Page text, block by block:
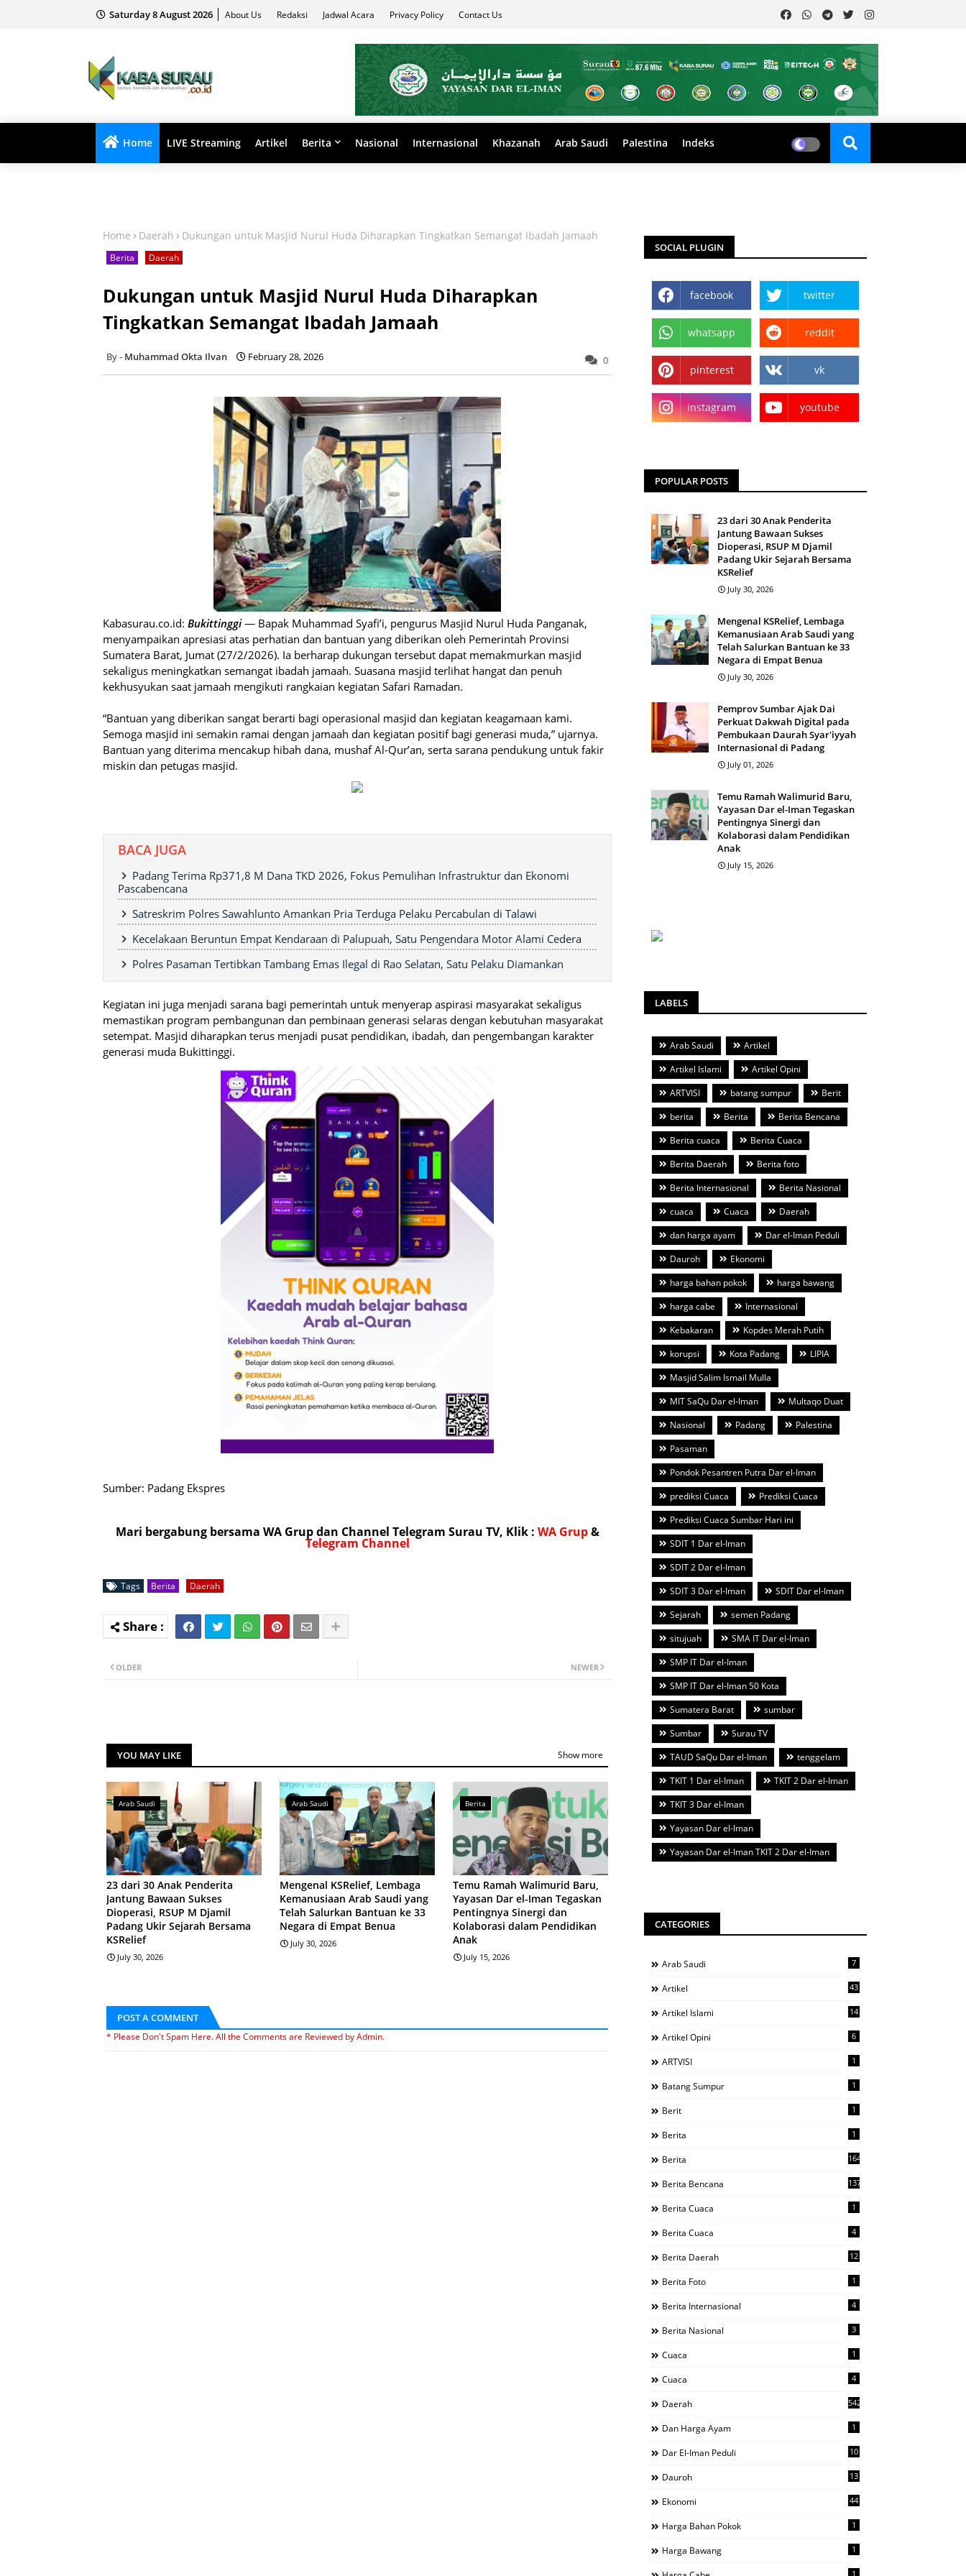
Saturday 8 August 2026 About Us Redaksi Jadwal Acara Privacy Policy Contact Us
Home LIVE Streaming Artikel Berita Nasional Internasional Khazanah Arab Saudi Palestina Indeks
Home Daerah Dukungan untuk Masjid Nurul Huda Diharapkan Tingkatkan Semangat Ibadah Jamaah
Berita Daerah
Dukungan untuk Masjid Nurul Huda Diharapkan
Tingkatkan Semangat Ibadah Jamaah
Muhammad Okta Ilvan February 28, 2026 0
Kabasurau.co.id: Bukittinggi— Bapak Muhammad Syafi’i, pengurus Masjid Nurul Huda Panganak,
menyampaikan apresiasi atas perhatian dan bantuan yang diberikan oleh Pemerintah Provinsi
Sumatera Barat, Jumat (27/2/2026). Ia berharap dukungan tersebut dapat memakmurkan masjid
sekaligus meningkatkan semangat ibadah jamaah. Suasana masjid terlihat hangat dan penuh
kekhusyukan saat jamaah mengikuti rangkaian kegiatan Safari Ramadan.
“Bantuan yang diberikan sangat berarti bagi operasional masjid dan kegiatan keagamaan kami.
Semoga masjid ini semakin ramai dengan jamaah dan kegiatan positif bagi generasi muda,” ujarnya.
Bantuan yang diterima mencakup hibah dana, mushaf Al-Qur’an, serta sarana pendukung untuk fakir
miskin dan petugas masjid.
BACA JUGA
Padang Terima Rp371,8 M Dana TKD 2026, Fokus Pemulihan Infrastruktur dan Ekonomi
Pascabencana
Satreskrim Polres Sawahlunto Amankan Pria Terduga Pelaku Percabulan di Talawi
Kecelakaan Beruntun Empat Kendaraan di Palupuah, Satu Pengendara Motor Alami Cedera
Polres Pasaman Tertibkan Tambang Emas Ilegal di Rao Selatan, Satu Pelaku Diamankan
Kegiatan ini juga menjadi sarana bagi pemerintah untuk menyerap aspirasi masyarakat sekaligus
memastikan program pembangunan dan pembinaan generasi selaras dengan kebutuhan masyarakat
setempat. Masjid diharapkan terus menjadi pusat pendidikan, ibadah, dan pengembangan karakter
generasi muda Bukittinggi.
Sumber: Padang Ekspres
Mari bergabung bersama WA Grup dan Channel Telegram Surau TV, Klik : WA Grup&
Telegram Channel
Tags Berita Daerah
NEWER
OLDER
YOU MAY LIKE Show more
Arab Saudi
23 dari 30 Anak Penderita
Jantung Bawaan Sukses
Dioperasi, RSUP M Djamil
Padang Ukir Sejarah Bersama
KSRelief
July 30, 2026
Arab Saudi
Mengenal KSRelief, Lembaga
Kemanusiaan Arab Saudi yang
Telah Salurkan Bantuan ke 33
Negara di Empat Benua
July 30, 2026
Berita
Temu Ramah Walimurid Baru,
Yayasan Dar el-Iman Tegaskan
Pentingnya Sinergi dan
Kolaborasi dalam Pendidikan
Anak
July 15, 2026
POST A COMMENT
* Please Don't Spam Here. All the Comments are Reviewed by Admin.
SOCIAL PLUGIN
facebook twitter
whatsapp reddit
pinterest vk
instagram youtube
POPULAR POSTS
23 dari 30 Anak Penderita
Jantung Bawaan Sukses
Dioperasi, RSUP M Djamil
Padang Ukir Sejarah Bersama
KSRelief
July 30, 2026
Mengenal KSRelief, Lembaga
Kemanusiaan Arab Saudi yang
Telah Salurkan Bantuan ke 33
Negara di Empat Benua
July 30, 2026
Pemprov Sumbar Ajak Dai
Perkuat Dakwah Digital pada
Pembukaan Daurah Syar'iyyah
Internasional di Padang
July 01, 2026
Temu Ramah Walimurid Baru,
Yayasan Dar el-Iman Tegaskan
Pentingnya Sinergi dan
Kolaborasi dalam Pendidikan
Anak
July 15, 2026
LABELS
Arab Saudi
Artikel
Artikel Islami
Artikel Opini
ARTVISI
batang sumpur
Berit
berita
Berita
Berita Bencana
Berita cuaca
Berita Cuaca
Berita Daerah
Berita foto
Berita Internasional
Berita Nasional
cuaca
Cuaca
Daerah
dan harga ayam
Dar el-Iman Peduli
Dauroh
Ekonomi
harga bahan pokok
harga bawang
harga cabe
Internasional
Kebakaran
Kopdes Merah Putih
korupsi
Kota Padang
LIPIA
Masjid Salim Ismail Mulla
MIT SaQu Dar el-Iman
Multaqo Duat
Nasional
Padang
Palestina
Pasaman
Pondok Pesantren Putra Dar el-Iman
prediksi Cuaca
Prediksi Cuaca
Prediksi Cuaca Sumbar Hari ini
SDIT 1 Dar el-Iman
SDIT 2 Dar el-Iman
SDIT 3 Dar el-Iman
SDIT Dar el-Iman
Sejarah
semen Padang
situjuah
SMA IT Dar el-Iman
SMP IT Dar el-Iman
SMP IT Dar el-Iman 50 Kota
Sumatera Barat
sumbar
Sumbar
Surau TV
TAUD SaQu Dar el-Iman
tenggelam
TKIT 1 Dar el-Iman
TKIT 2 Dar el-Iman
TKIT 3 Dar el-Iman
Yayasan Dar el-Iman
Yayasan Dar el-Iman TKIT 2 Dar el-Iman
CATEGORIES
Arab Saudi 7
Artikel 43
Artikel Islami 14
Artikel Opini 6
ARTVISI 1
Batang Sumpur 1
Berit 1
Berita 1
Berita 1644
Berita Bencana 137
Berita Cuaca 1
Berita Cuaca 4
Berita Daerah 12
Berita Foto 1
Berita Internasional 4
Berita Nasional 3
Cuaca 1
Cuaca 4
Daerah 542
Dan Harga Ayam 1
Dar El-Iman Peduli 10
Dauroh 13
Ekonomi 44
Harga Bahan Pokok 1
Harga Bawang 1
1